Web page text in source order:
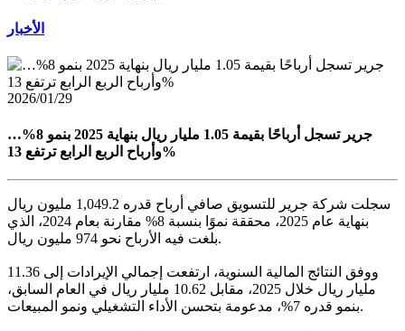
الأخبار
2026/01/29
جرير تسجل أرباحًا بقيمة 1.05 مليار ريال بنهاية 2025 بنمو 8%…
وأرباح الربع الرابع ترتفع 13%
سجلت شركة جرير للتسويق صافي أرباح قدره 1,049.2 مليون ريال
بنهاية عام 2025، محققة نموًا بنسبة 8% مقارنة بعام 2024، الذي
بلغت فيه الأرباح نحو 974 مليون ريال.
ووفق النتائج المالية السنوية، ارتفعت إجمالي الإيرادات إلى 11.36
مليار ريال خلال 2025، مقابل 10.62 مليار ريال في العام السابق،
بنمو قدره 7%، مدعومة بتحسن الأداء التشغيلي ونمو المبيعات.